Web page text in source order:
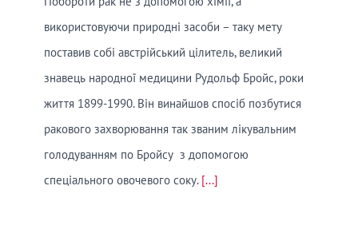
використовуючи природні засоби – таку мету
поставив собі австрійський цілитель, великий
знавець народної медицини Рудольф Бройс, роки
життя 1899-1990. Він винайшов спосіб позбутися
ракового захворювання так званим лікувальним
голодуванням по Бройсу з допомогою
спеціального овочевого соку. [...]